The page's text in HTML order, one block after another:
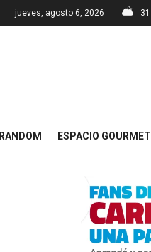
jueves, agosto 6, 2026 31
RANDOM ESPACIO GOURMET